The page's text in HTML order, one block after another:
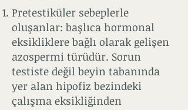
Pretestiküler sebeplerle
oluşanlar: başlıca hormonal
eksikliklere bağlı olarak gelişen
azospermi türüdür. Sorun
testiste değil beyin tabanında
yer alan hipofiz bezindeki
çalışma eksikliğinden